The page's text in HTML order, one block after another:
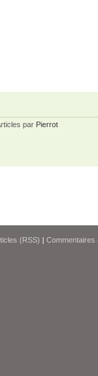
par Pierrot
(RSS) | Commentaires